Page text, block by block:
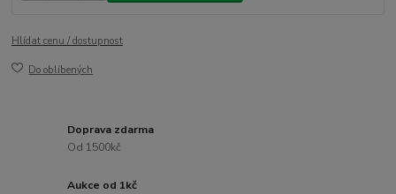
Hlídat cenu / dostupnost
Do oblíbených
Doprava zdarma
Od 1500kč
Aukce od 1kč